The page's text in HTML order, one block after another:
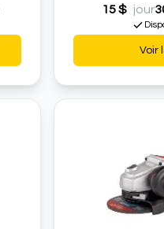
15 $ jour
Voir